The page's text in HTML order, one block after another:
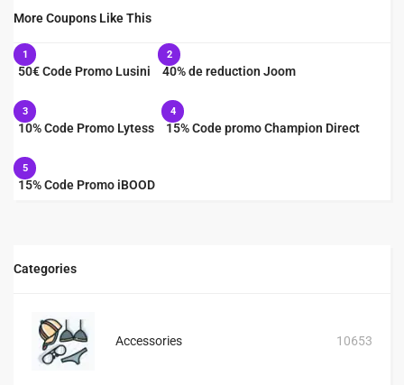
More Coupons Like This
1
50€ Code Promo Lusini
2
40% de reduction Joom
3
10% Code Promo Lytess
4
15% Code promo Champion Direct
5
15% Code Promo iBOOD
Categories
Accessories 10653